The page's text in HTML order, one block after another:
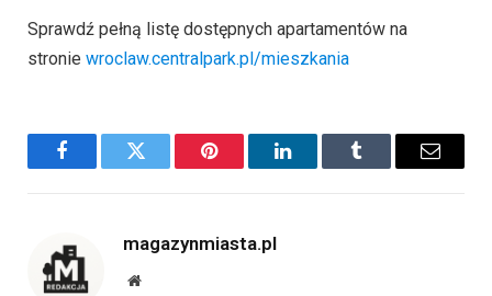
Sprawdź pełną listę dostępnych apartamentów na
stronie wroclaw.centralpark.pl/mieszkania
FacebookTwitter Pinterest LinkedInTumblr Email
magazynmiasta.pl
Website